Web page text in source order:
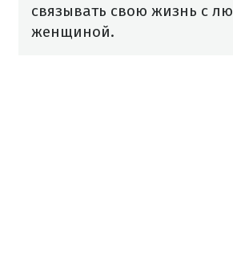
связывать свою жизнь с
женщиной.